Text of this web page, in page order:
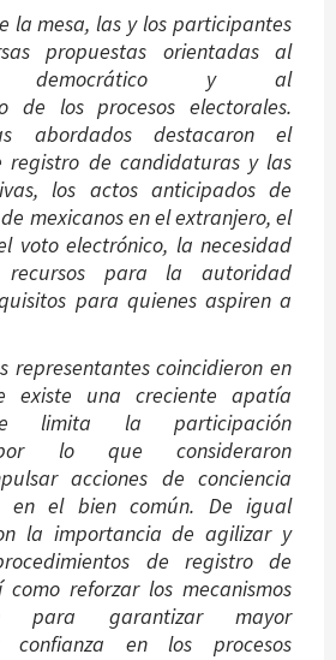
la mesa, las y los participantes
propuestas orientadas al
democrático y al
de los procesos electorales.
abordados destacaron el
registro de candidaturas y las
los actos anticipados de
mexicanos en el extranjero, el
voto electrónico, la necesidad
recursos para la autoridad
para quienes aspiren a
representantes coincidieron en
existe una creciente apatía
limita la participación
lo que consideraron
acciones de conciencia
en el bien común. De igual
la importancia de agilizar y
de registro de
reforzar los mecanismos
para garantizar mayor
confianza en los procesos